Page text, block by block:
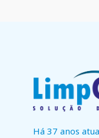
Há 37 anos